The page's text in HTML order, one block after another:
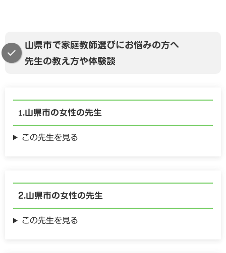
山県市で家庭教師選びにお悩みの方へ
先生の教え方や体験談
山県市の女性の先生
この先生を見る
山県市の女性の先生
この先生を見る